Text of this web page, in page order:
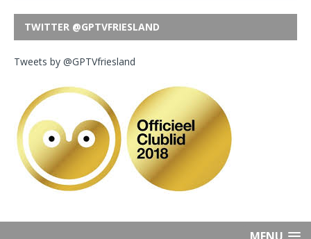
TWITTER @GPTVFRIESLAND
Tweets by @GPTVfriesland